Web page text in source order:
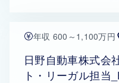
年収 600～1,100万円
日野自動車株式会
ト・リーガル担当